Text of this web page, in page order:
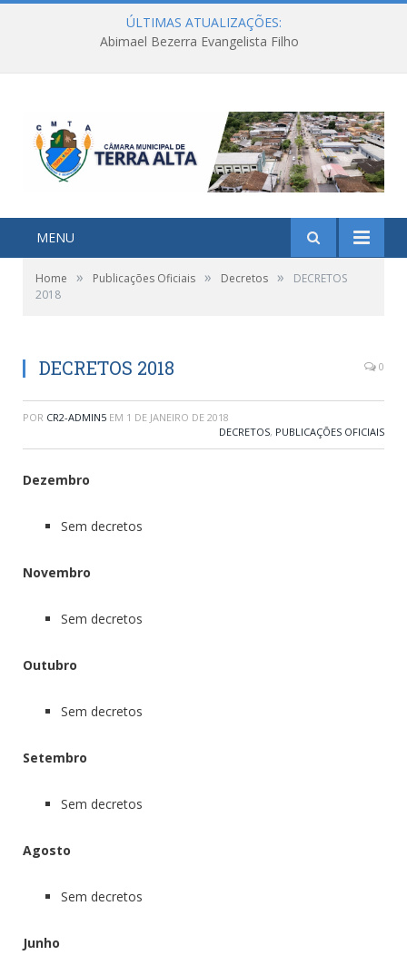
ÚLTIMAS ATUALIZAÇÕES:
Abimael Bezerra Evangelista Filho
MENU
Home » Publicações Oficiais » Decretos »
DECRETOS
2018
DECRETOS 2018 0
POR CR2-ADMIN5 EM 1 DE JANEIRO DE 2018
DECRETOS, PUBLICAÇÕES OFICIAIS
Dezembro
Sem decretos
Novembro
Sem decretos
Outubro
Sem decretos
Setembro
Sem decretos
Agosto
Sem decretos
Junho